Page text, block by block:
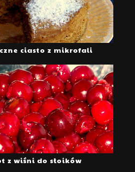
ciasto z mikrofali
z wiśni do słoików